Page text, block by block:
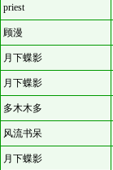
priest
顾漫
月下蝶影
月下蝶影
多木木多
风流书呆
月下蝶影